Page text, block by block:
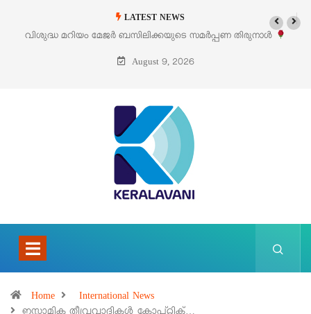
LATEST NEWS
‘പെറ്റൽസ്’ ലൈഫ് സ്റ്റൈൽ എക്സിബിഷനും സെയിലും ഓഗസ്റ്റ് 8-ന്
പെരുമാനൂരിൽ
August 9, 2026
Home
International News